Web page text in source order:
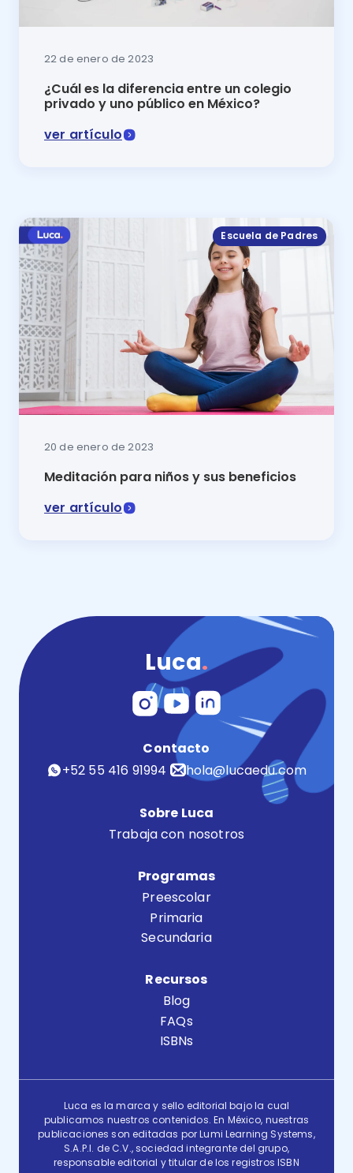
22 de enero de 2023
¿Cuál es la diferencia entre un colegio
privado y uno público en México?
ver artículo
Escuela de Padres
20 de enero de 2023
Meditación para niños y sus beneficios
ver artículo
Luca.
Contacto
+52 55 416 91994
hola@lucaedu.com
Sobre Luca
Trabaja con nosotros
Programas
Preescolar
Primaria
Secundaria
Recursos
Blog
FAQs
ISBNs
Luca es la marca y sello editorial bajo la cual
publicamos nuestros contenidos. En México, nuestras
publicaciones son editadas por Lumi Learning Systems,
S.A.P.I. de C.V., sociedad integrante del grupo,
responsable editorial y titular de los registros ISBN